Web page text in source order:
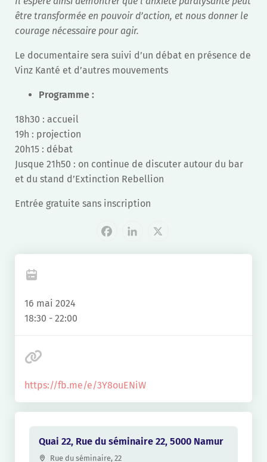
être transformée en pouvoir d’action, et nous donner le
courage nécessaire pour agir.
Le documentaire sera suivi d’un débat en présence de
Vinz Kanté et d’autres mouvements
Programme :
18h30 : accueil
19h : projection
20h15 : débat
Jusque 21h50 : on continue de discuter autour du bar
et du stand d’Extinction Rebellion
Entrée gratuite sans inscription
Facebook
LinkedIn
X
16 mai 2024
18:30 - 22:00
https://fb.me/e/3Y8ouENiW
Quai 22, Rue du séminaire 22, 5000 Namur
Rue du séminaire, 22